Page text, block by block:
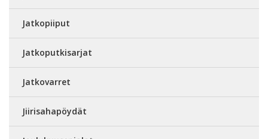
Jatkopiiput
Jatkoputkisarjat
Jatkovarret
Jiirisahapöydät